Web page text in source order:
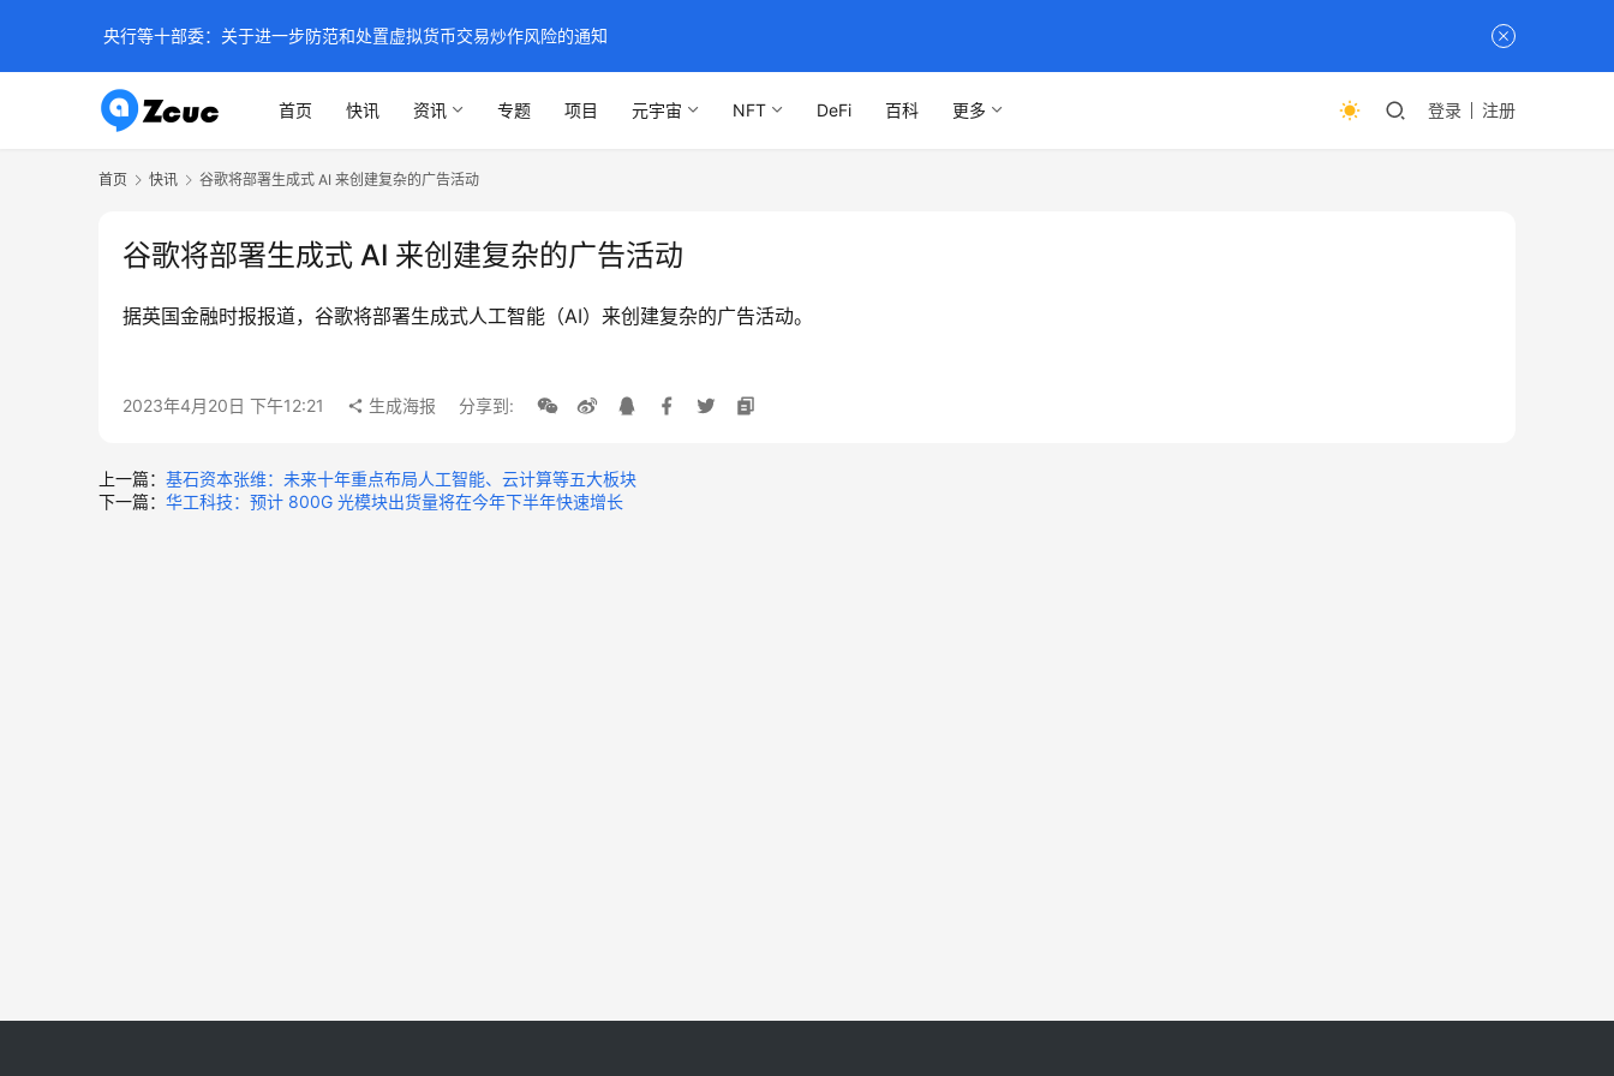
首页 快讯 资讯 专题 项目 元宇宙 NFT DeFi 百科 更多 登录 注册
首页 快讯 谷歌将部署生成式 AI 来创建复杂的广告活动
谷歌将部署生成式 AI 来创建复杂的广告活动
据英国金融时报报道，谷歌将部署生成式人工智能（AI）来创建复杂的广告活动。
2023年4月20日 下午12:21 生成海报 分享到:
上一篇： 基石资本张维：未来十年重点布局人工智能、云计算等五大板块
下一篇： 华工科技：预计 800G 光模块出货量将在今年下半年快速增长
央行等十部委：关于进一步防范和处置虚拟货币交易炒作风险的通知